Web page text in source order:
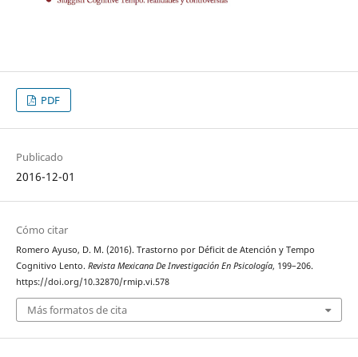
PDF
Publicado
2016-12-01
Cómo citar
Romero Ayuso, D. M. (2016). Trastorno por Déficit de Atención y Tempo
Cognitivo Lento. Revista Mexicana De Investigación En Psicología, 199–206.
https://doi.org/10.32870/rmip.vi.578
Más formatos de cita